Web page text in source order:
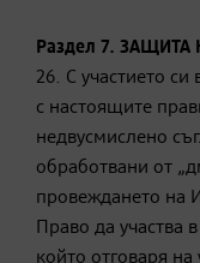
Раздел 7.
26. С участието си
с настоящите
недвусмислено
обработвани от
провеждането на
Право да участва
който отговаря на